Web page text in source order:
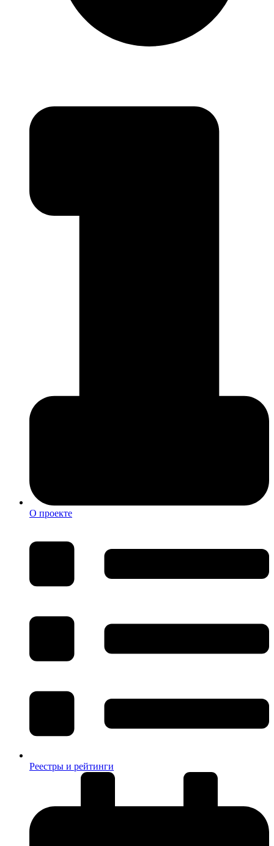
О проекте
Реестры и рейтинги